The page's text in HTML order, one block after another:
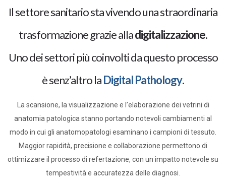
Il settore sanitario sta vivendo una straordinaria
trasformazione grazie alladigitalizzazione.
Uno dei settori più coinvolti da questo processo
è senz’altro laDigital Pathology.
La scansione, la visualizzazione e l’elaborazione dei vetrini di
anatomia patologica stanno portando notevoli cambiamenti al
modo in cui gli anatomopatologi esaminano i campioni di tessuto.
Maggior rapidità, precisione e collaborazione permettono di
ottimizzare il processo di refertazione, con un impatto notevole su
tempestività e accuratezza delle diagnosi.